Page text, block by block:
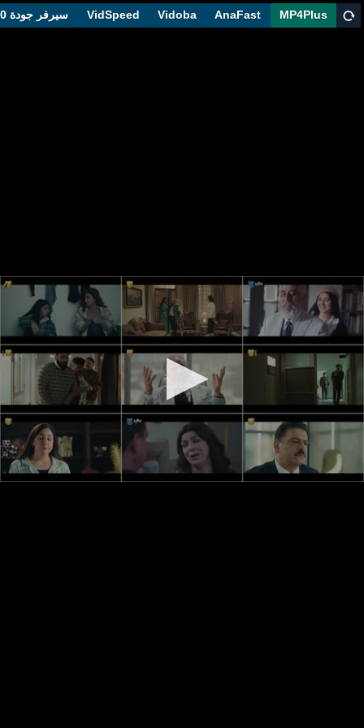
MP4Plus
AnaFast
Vidoba
VidSpeed سيرفر جودة 1080